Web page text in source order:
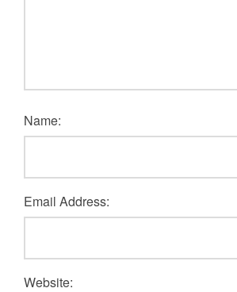
Name:
Email Address:
Website: